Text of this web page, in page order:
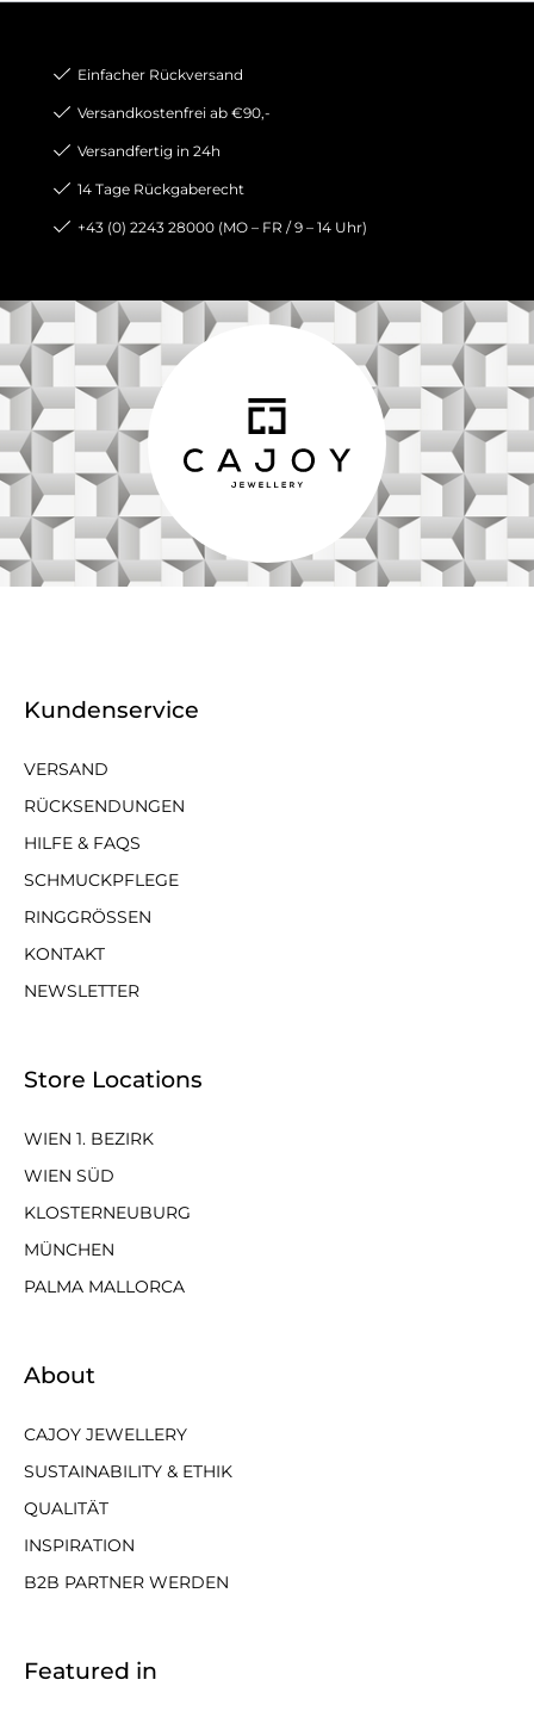
Einfacher Rückversand
Versandkostenfrei ab €90,-
Versandfertig in 24h
14 Tage Rückgaberecht
+43 (0) 2243 28000 (MO – FR / 9 – 14 Uhr)
Kundenservice
VERSAND
RÜCKSENDUNGEN
HILFE & FAQS
SCHMUCKPFLEGE
RINGGRÖSSEN
KONTAKT
NEWSLETTER
Store Locations
WIEN 1. BEZIRK
WIEN SÜD
KLOSTERNEUBURG
MÜNCHEN
PALMA MALLORCA
About
CAJOY JEWELLERY
SUSTAINABILITY & ETHIK
QUALITÄT
INSPIRATION
B2B PARTNER WERDEN
Featured in